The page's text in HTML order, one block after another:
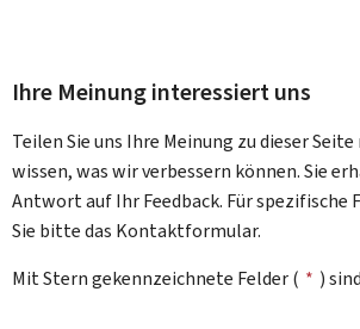
Ihre Meinung interessiert uns
Teilen Sie uns Ihre Meinung zu dieser Seite
wissen, was wir verbessern können. Sie
Antwort auf Ihr Feedback. Für spezifische
Sie bitte das Kontaktformular.
Mit Stern gekennzeichnete Felder ( * ) sind